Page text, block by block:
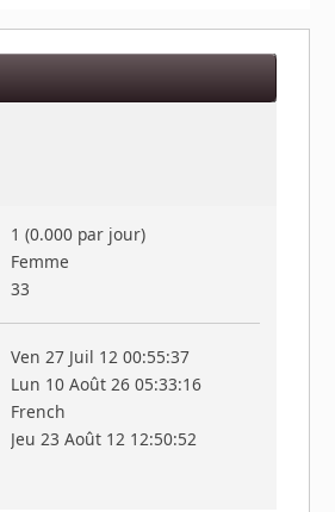
1 (0.000 par jour)
Femme
33
Ven 27 Juil 12 00:55:37
Lun 10 Août 26 05:33:16
French
Jeu 23 Août 12 12:50:52